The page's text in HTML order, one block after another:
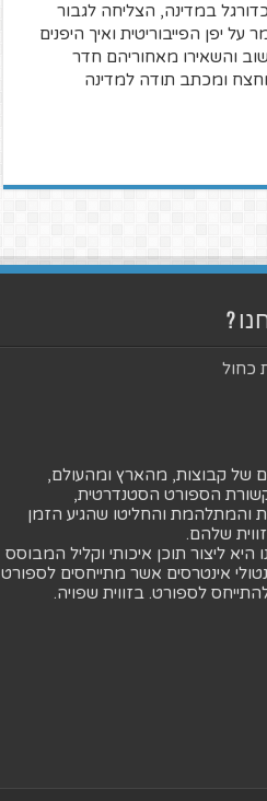
במדינה, הצליחה לגבור
יפן הפייבוריטית ואיך היפנים
והשאירו מאחוריהם חדר
ומכתב תודה למדינה
?
של קבוצות, מהארץ ומהעולם,
הספורט הסטנדרטית,
והמתלהמת והחליטו שהגיע הזמן
שלהם.
ליצור תוכן איכותי וקליל המבוסס
אינטרסים אשר מתייחסים לספורט
לספורט. בזווית שפויה.